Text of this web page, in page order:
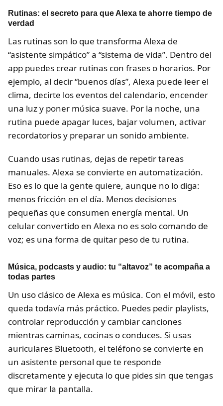
Rutinas: el secreto para que Alexa te ahorre tiempo de
verdad
Las rutinas son lo que transforma Alexa de
“asistente simpático” a “sistema de vida”. Dentro del
app puedes crear rutinas con frases o horarios. Por
ejemplo, al decir “buenos días”, Alexa puede leer el
clima, decirte los eventos del calendario, encender
una luz y poner música suave. Por la noche, una
rutina puede apagar luces, bajar volumen, activar
recordatorios y preparar un sonido ambiente.
Cuando usas rutinas, dejas de repetir tareas
manuales. Alexa se convierte en automatización.
Eso es lo que la gente quiere, aunque no lo diga:
menos fricción en el día. Menos decisiones
pequeñas que consumen energía mental. Un
celular convertido en Alexa no es solo comando de
voz; es una forma de quitar peso de tu rutina.
Música, podcasts y audio: tu “altavoz” te acompaña a
todas partes
Un uso clásico de Alexa es música. Con el móvil, esto
queda todavía más práctico. Puedes pedir playlists,
controlar reproducción y cambiar canciones
mientras caminas, cocinas o conduces. Si usas
auriculares Bluetooth, el teléfono se convierte en
un asistente personal que te responde
discretamente y ejecuta lo que pides sin que tengas
que mirar la pantalla.